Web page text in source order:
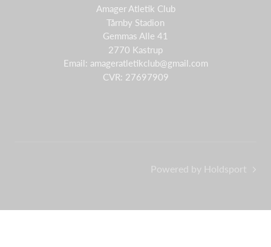
Amager Atletik Club
Tårnby Stadion
Gemmas Alle 41
2770 Kastrup
Email: amageratletikclub@gmail.com
CVR: 27697909
Powered by Holdsport